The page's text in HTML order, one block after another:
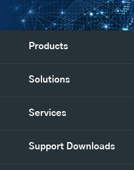
Products
Solutions
Services
Support Downloads